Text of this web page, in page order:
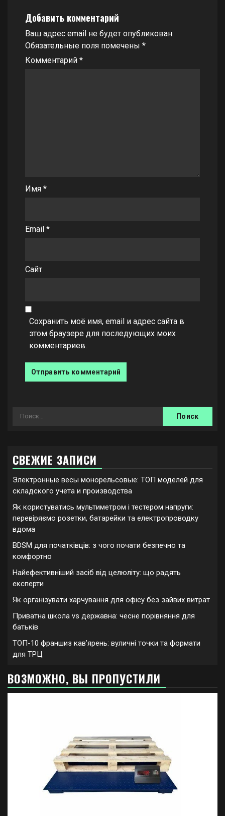
Добавить комментарий
Ваш адрес email не будет опубликован.
Обязательные поля помечены *
Комментарий *
Имя *
Email *
Сайт
Сохранить моё имя, email и адрес сайта в
этом браузере для последующих моих
комментариев.
Найти:
СВЕЖИЕ ЗАПИСИ
Электронные весы монорельсовые: ТОП моделей для
складского учета и производства
Як користуватись мультиметром і тестером напруги:
перевіряємо розетки, батарейки та електропроводку
вдома
BDSM для початківців: з чого почати безпечно та
комфортно
Найефективніший засіб від целюліту: що радять
експерти
Як організувати харчування для офісу без зайвих витрат
Приватна школа vs державна: чесне порівняння для
батьків
ТОП-10 франшиз кавʼярень: вуличні точки та формати
для ТРЦ
ВОЗМОЖНО, ВЫ ПРОПУСТИЛИ